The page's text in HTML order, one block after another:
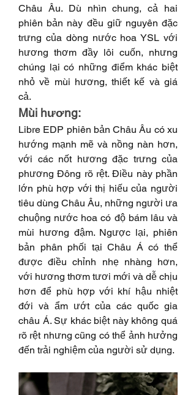
Châu Âu. Dù nhìn chung, cả hai
phiên bản này đều giữ nguyên đặc
trưng của dòng nước hoa YSL với
hương thơm đầy lôi cuốn, nhưng
chúng lại có những điểm khác biệt
nhỏ về mùi hương, thiết kế và giá
cả.
Mùi hương:
Libre EDP phiên bản Châu Âu có xu
hướng mạnh mẽ và nồng nàn hơn,
với các nốt hương đặc trưng của
phương Đông rõ rệt. Điều này phần
lớn phù hợp với thị hiếu của người
tiêu dùng Châu Âu, những người ưa
chuộng nước hoa có độ bám lâu và
mùi hương đậm. Ngược lại, phiên
bản phân phối tại Châu Á có thể
được điều chỉnh nhẹ nhàng hơn,
với hương thơm tươi mới và dễ chịu
hơn để phù hợp với khí hậu nhiệt
đới và ẩm ướt của các quốc gia
châu Á. Sự khác biệt này không quá
rõ rệt nhưng cũng có thể ảnh hưởng
đến trải nghiệm của người sử dụng.